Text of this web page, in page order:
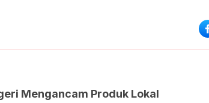
Mengancam Produk Lokal